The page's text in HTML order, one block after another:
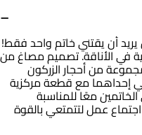
−
أن يقتني خاتم واحد فقط!
في الأناقة. تصميم مصاغ من
ومرصع بمجموعة من أحجار الزركون
إحداهما مع قطعة مركزية
معًا للمناسبة
عمل لتتمتعي بالقوة